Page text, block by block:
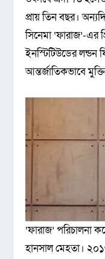
প্রায় তিন বছর।
সিনেমা ‘ফারাজ’-এর
ইনস্টিটিউডের লন্ডন
আন্তর্জাতিকভাবে
‘ফারাজ’ পরিচালনা
হানসাল মেহতা।